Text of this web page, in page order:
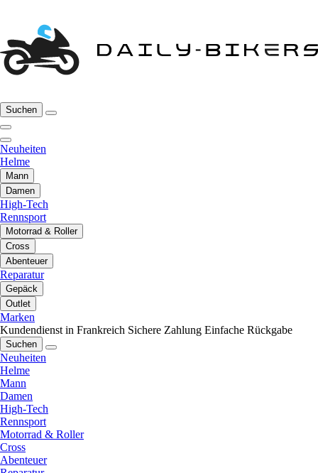
Suchen
Neuheiten
Helme
Mann
Damen
High-Tech
Rennsport
Motorrad & Roller
Cross
Abenteuer
Reparatur
Gepäck
Outlet
Marken
Kundendienst in Frankreich Sichere Zahlung Einfache Rückgabe
Suchen
Neuheiten
Helme
Mann
Damen
High-Tech
Rennsport
Motorrad & Roller
Cross
Abenteuer